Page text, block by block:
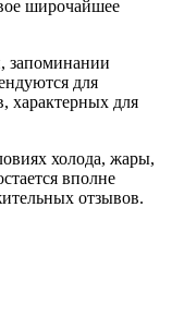
широчайшее
запоминании
для
характерных для
холода, жары,
вполне
отзывов.